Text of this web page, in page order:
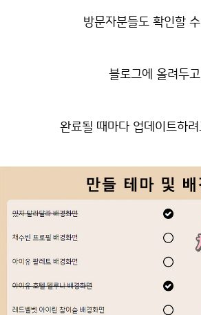
방문자분들도 확인할 수
블로그에 올려두고
완료될 때마다 업데이트하